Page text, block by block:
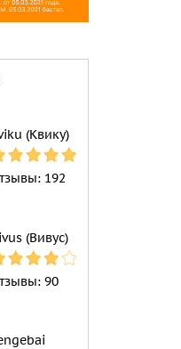
(Квику)
192
(Вивус)
90